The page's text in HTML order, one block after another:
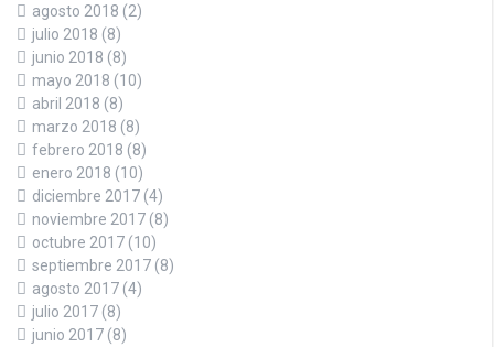
agosto 2018 (2)
julio 2018 (8)
junio 2018 (8)
mayo 2018 (10)
abril 2018 (8)
marzo 2018 (8)
febrero 2018 (8)
enero 2018 (10)
diciembre 2017 (4)
noviembre 2017 (8)
octubre 2017 (10)
septiembre 2017 (8)
agosto 2017 (4)
julio 2017 (8)
junio 2017 (8)